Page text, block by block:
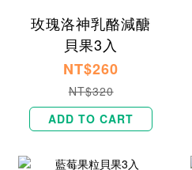
玫瑰洛神乳酪減醣
貝果3入
NT$260
NT$320
ADD TO CART